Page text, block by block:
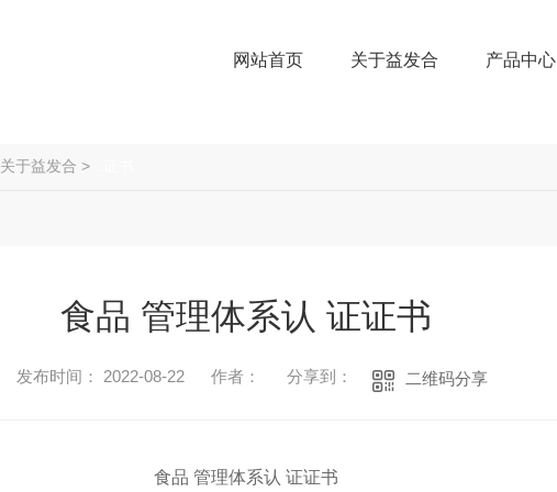
网站首页 关于益发合 产品中心
关于益发合 >
食品 管理体系认 证证书
发布时间： 2022-08-22 作者： 分享到： 二维码分享
食品 管理体系认 证证书